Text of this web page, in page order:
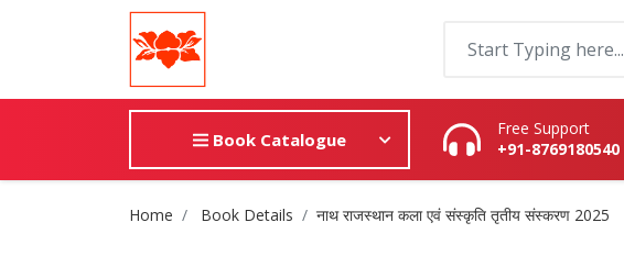
Book Catalogue
Free Support
+91-8769180540
Site Breadcrumb
Home Book Details नाथ राजस्थान कला एवं संस्कृति तृतीय संस्करण 2025